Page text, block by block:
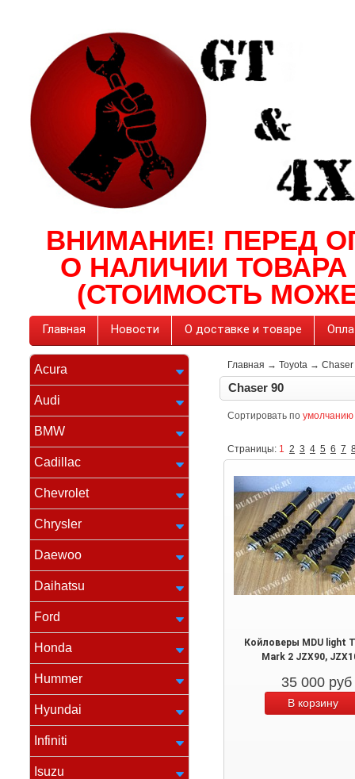
ВНИМАНИЕ! ПЕРЕД
О НАЛИЧИИ
(СТОИМОСТЬ
Главная Новости О доставке и товаре
Acura
Audi
BMW
Cadillac
Chevrolet
Chrysler
Daewoo
Daihatsu
Ford
Honda
Hummer
Hyundai
Infiniti
Isuzu
Главная → Toyota → Chaser
Chaser 90
Сортировать по умолчанию
Страницы: 1 2 3 4 5 6 7
Койловеры MDU light
Mark 2 JZX90,
35 000 руб